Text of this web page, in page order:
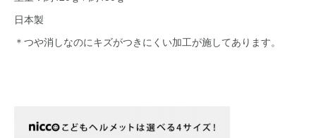
日本製
＊つや消しなのにキズがつきにくい加工が施してあります。